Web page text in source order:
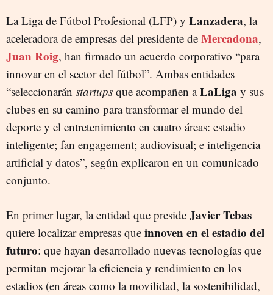
La Liga de Fútbol Profesional (LFP) y Lanzadera, la
aceleradora de empresas del presidente de Mercadona,
Juan Roig, han firmado un acuerdo corporativo “para
innovar en el sector del fútbol”. Ambas entidades
“seleccionarán startups que acompañen aLaLiga y sus
clubes en su camino para transformar el mundo del
deporte y el entretenimiento en cuatro áreas: estadio
inteligente; fan engagement; audiovisual; e inteligencia
artificial y datos”, según explicaron en un comunicado
conjunto.
En primer lugar, la entidad que preside Javier Tebas
quiere localizar empresas que innoven en el estadio del
futuro: que hayan desarrollado nuevas tecnologías que
permitan mejorar la eficiencia y rendimiento en los
estadios (en áreas como la movilidad, la sostenibilidad,